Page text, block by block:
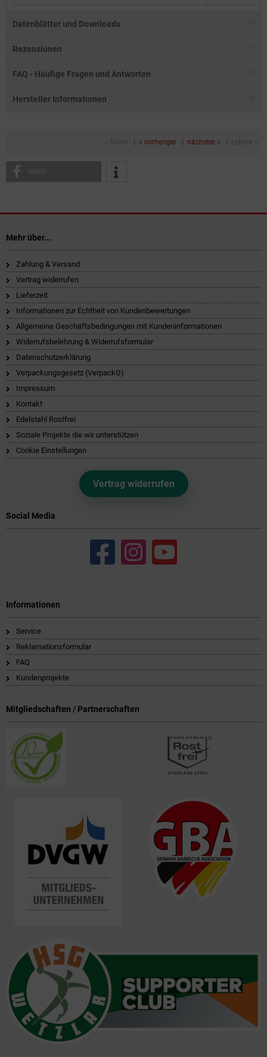
Datenblätter und Downloads
Rezensionen
FAQ - Häufige Fragen und Antworten
Hersteller Informationen
« vorheriger nächster »
teilen
Mehr über...
Zahlung & Versand
Vertrag widerrufen
Lieferzeit
Informationen zur Echtheit von Kundenbewertungen
Allgemeine Geschäftsbedingungen mit Kundeninformationen
Widerrufsbelehrung & Widerrufsformular
Datenschutzerklärung
Verpackungsgesetz (VerpackG)
Impressum
Kontakt
Edelstahl Rostfrei
Soziale Projekte die wir unterstützen
Cookie Einstellungen
Vertrag widerrufen
Social Media
Informationen
Service
Reklamationsformular
FAQ
Kundenprojekte
Mitgliedschaften / Partnerschaften